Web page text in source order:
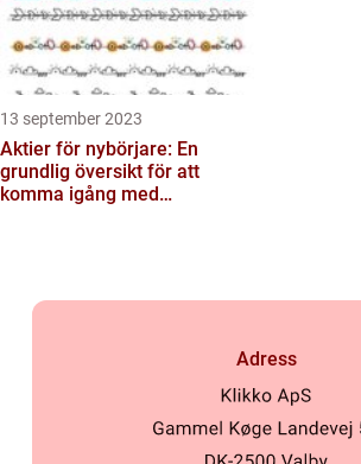
13 september 2023
Aktier för nybörjare: En
grundlig översikt för att
komma igång med
Adress